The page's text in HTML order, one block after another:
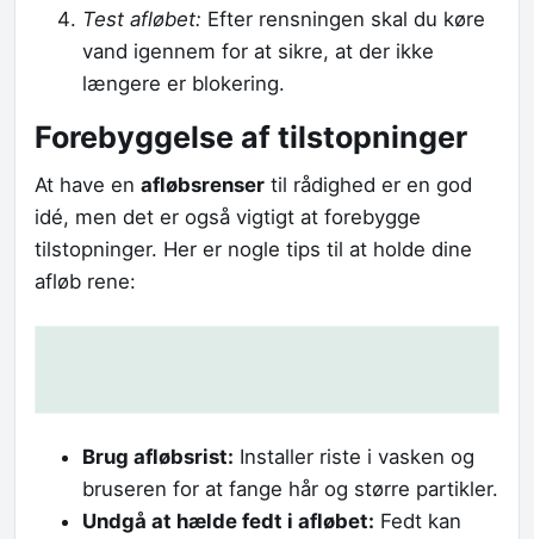
Test afløbet: Efter rensningen skal du køre
vand igennem for at sikre, at der ikke
længere er blokering.
Forebyggelse af tilstopninger
At have en afløbsrenser til rådighed er en god
idé, men det er også vigtigt at forebygge
tilstopninger. Her er nogle tips til at holde dine
afløb rene:
Brug afløbsrist: Installer riste i vasken og
bruseren for at fange hår og større partikler.
Undgå at hælde fedt i afløbet: Fedt kan